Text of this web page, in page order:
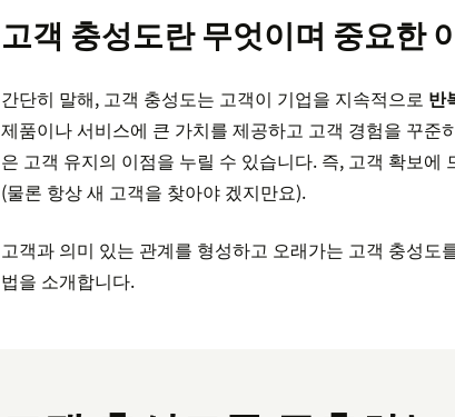
고객 충성도란 무엇이며 중요한
간단히 말해, 고객 충성도는 고객이 기업을 지속적으로 반
제품이나 서비스에 큰 가치를 제공하고 고객 경험을 꾸준
은 고객 유지의 이점을 누릴 수 있습니다. 즉, 고객 확보에
(물론 항상 새 고객을 찾아야 겠지만요).
고객과 의미 있는 관계를 형성하고 오래가는 고객 충성도
법을 소개합니다.